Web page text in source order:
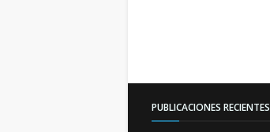
PUBLICACIONES RECIENTES